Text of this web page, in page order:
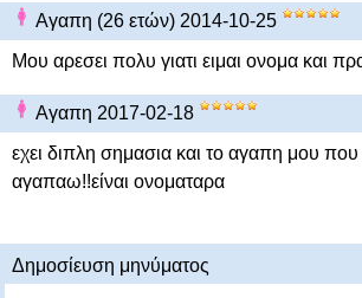
Αγαπη (26 ετών) 2014-10-25
Μου αρεσει πολυ γιατι ειμαι ονομα και
Αγαπη 2017-02-18
εχει διπλη σημασια και το αγαπη μου που
αγαπαω!!είναι ονοματαρα
Δημοσίευση μηνύματος